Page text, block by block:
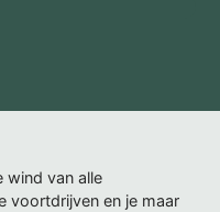
wind van alle
voortdrijven en je maar